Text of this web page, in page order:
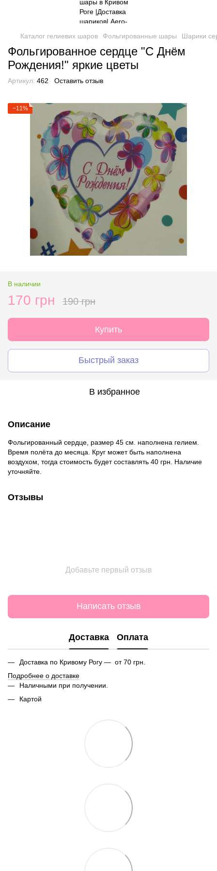
Каталог гелиевих шаров Фольгированные шары Шарики
Фольгированное сердце "С Днём
Рождения!" яркие цветы
Артикул: 462 Оставить отзыв
−11%
В наличии
170 грн 190 грн
Купить
Быстрый заказ
В избранное
Описание
Фольгированный сердце, размер 45 см. наполнена гелием.
Время полёта до месяца. Круг может быть наполнена
воздухом, тогда стоимость будет составлять 40 грн. Наличие
уточняйте.
Отзывы
Добавьте первый отзыв
Написать отзыв
Доставка Оплата
Доставка по Кривому Рогу — от 70 грн.
Подробнее о доставке
Наличными при получении.
Картой